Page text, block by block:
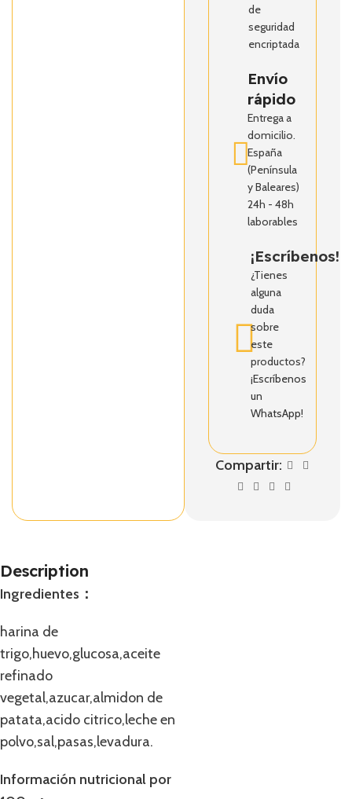
de
seguridad
encriptada
Envío
rápido
Entrega a
domicilio.
España
(Península
y Baleares)
24h - 48h
laborables
¡Escríbenos!
¿Tienes
alguna
duda
sobre
este
productos?
¡Escríbenos
un
WhatsApp!
Compartir:
Description
Ingredientes：
harina de
trigo,huevo,glucosa,aceite
refinado
vegetal,azucar,almidon de
patata,acido citrico,leche en
polvo,sal,pasas,levadura.
Información nutricional por